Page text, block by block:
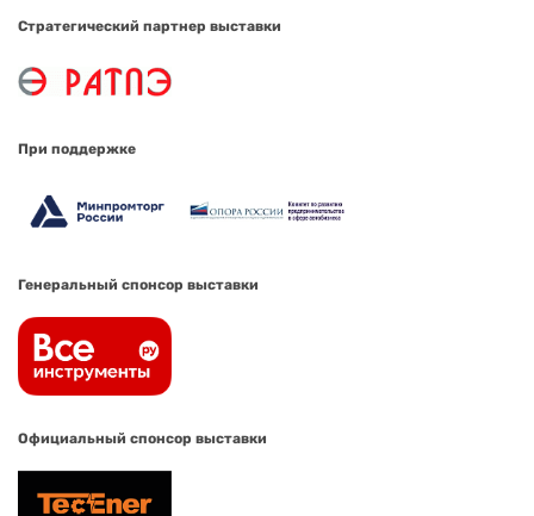
Стратегический партнер выставки
При поддержке
Генеральный спонсор выставки
Официальный спонсор выставки